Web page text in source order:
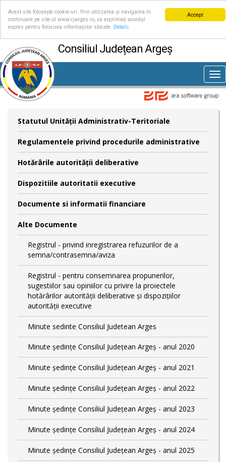
Accept
Acest site folosește cookie-uri. Prin utilizarea și navigarea în
continuare pe site-ul www.cjarges.ro, vă exprimați acordul
expres pentru folosirea informațiilor stocate.
Detalii
Consiliul Județean Argeș
Statutul Unităţii Administrativ-Teritoriale
Regulamentele privind procedurile administrative
Hotărârile autorităţii deliberative
Dispozitiile autoritatii executive
Documente si informatii financiare
Alte Documente
Registrul - privind inregistrarea refuzurilor de a
semna/contrasemna/aviza
Registrul - pentru consemnarea propunerilor,
sugestiilor sau opiniilor cu privire la proiectele
hotărârilor autorității deliberative și dispozițiilor
autorității executive
Minute sedinte Consiliul Judetean Arges
Minute ședințe Consiliul Județean Argeș - anul 2020
Minute ședințe Consiliul Județean Argeș - anul 2021
Minute ședințe Consiliul Județean Argeș - anul 2022
Minute ședințe Consiliul Județean Argeș - anul 2023
Minute ședințe Consiliul Județean Argeș - anul 2024
Minute ședințe Consiliul Județean Argeș - anul 2025